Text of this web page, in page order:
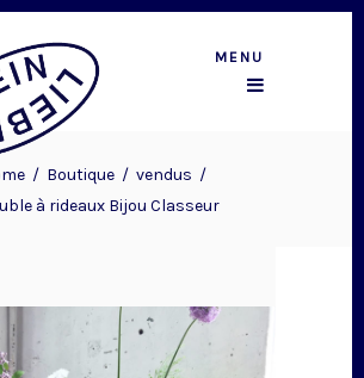
MENU
/ Boutique/ vendus /
à rideaux Bijou Classeur